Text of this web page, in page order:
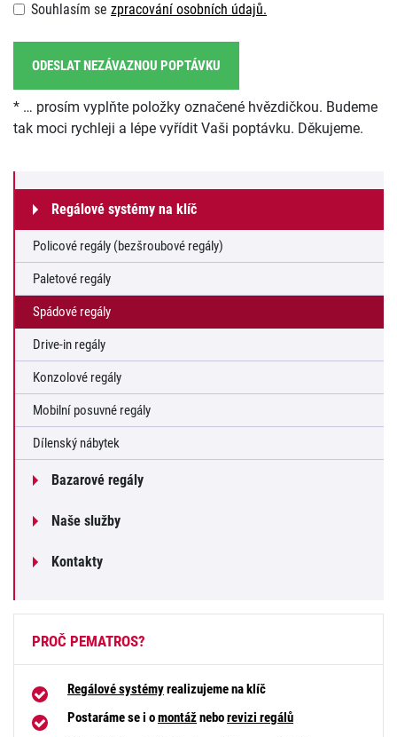
Regálové systémy na klíč
Policové regály (bezšroubové regály)
Paletové regály
Spádové regály
Drive-in regály
Konzolové regály
Mobilní posuvné regály
Dílenský nábytek
Bazarové regály
Naše služby
Kontakty
PROČ PEMATROS?
Regálové systémyrealizujeme na klíč
Postaráme se i omontážneborevizi regálů
Souhlasím se zpracování osobních údajů.
ODESLAT NEZÁVAZNOU POPTÁVKU
* … prosím vyplňte položky označené hvězdičkou. Budeme
tak moci rychleji a lépe vyřídit Vaši poptávku. Děkujeme.